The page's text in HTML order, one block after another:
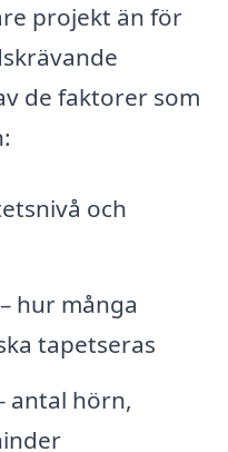
projekt än för
de faktorer som
och
hur många
tapetseras
antal hörn,